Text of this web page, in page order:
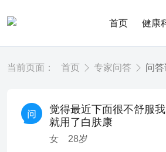
首页 健康
当前页面： 首页 专家问答 问
觉得最近下面很不舒服我
就用了白肤康
女 28岁